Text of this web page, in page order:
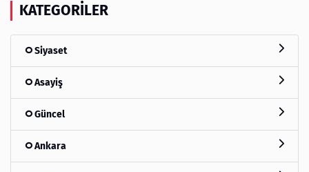
KATEGORILER
Siyaset
Asayiş
Güncel
Ankara